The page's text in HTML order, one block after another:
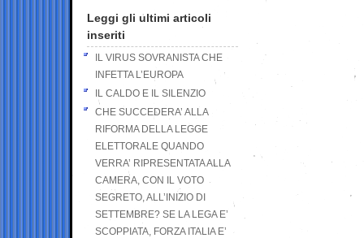
Leggi gli ultimi articoli
inseriti
IL VIRUS SOVRANISTA CHE
INFETTA L’EUROPA
IL CALDO E IL SILENZIO
CHE SUCCEDERA’ ALLA
RIFORMA DELLA LEGGE
ELETTORALE QUANDO
VERRA’ RIPRESENTATA ALLA
CAMERA, CON IL VOTO
SEGRETO, ALL’INIZIO DI
SETTEMBRE? SE LA LEGA E’
SCOPPIATA, FORZA ITALIA E’